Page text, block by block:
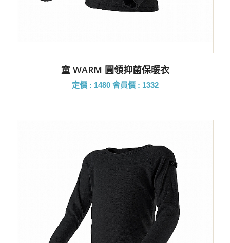
童 WARM 圓領抑菌保暖衣
定價 : 1480 會員價 : 1332